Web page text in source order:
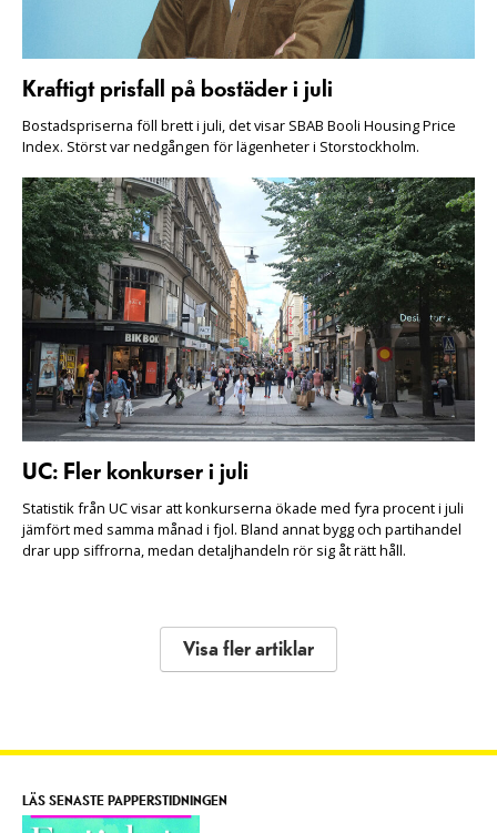
Kraftigt prisfall på bostäder i juli
Bostadspriserna föll brett i juli, det visar SBAB Booli Housing Price
Index. Störst var nedgången för lägenheter i Storstockholm.
UC: Fler konkurser i juli
Statistik från UC visar att konkurserna ökade med fyra procent i juli
jämfört med samma månad i fjol. Bland annat bygg och partihandel
drar upp siffrorna, medan detaljhandeln rör sig åt rätt håll.
Visa fler artiklar
LÄS SENASTE PAPPERSTIDNINGEN